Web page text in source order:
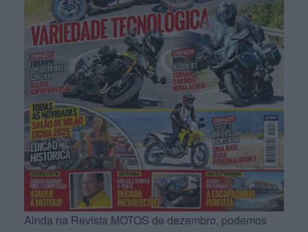
Ainda na Revista MOTOS de dezembro, podemos